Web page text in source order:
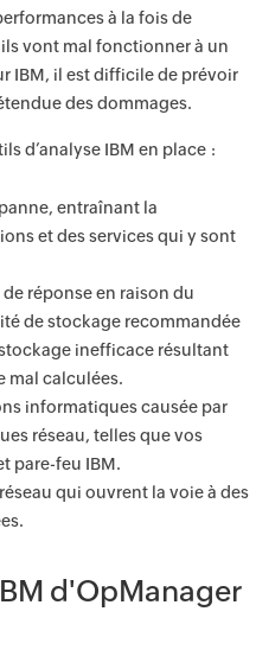
à la fois de
vont mal fonctionner à un
IBM, il est difficile de prévoir
des dommages.
d’analyse IBM en place :
entraînant la
et des services qui y sont
réponse en raison du
de stockage recommandée
inefficace résultant
mal calculées.
informatiques causée par
réseau, telles que vos
pare-feu IBM.
qui ouvrent la voie à des
d'OpManager